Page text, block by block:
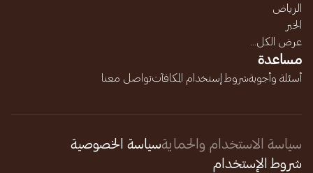
الرياض
الخبر
عرض الكل...
مساعدة
أسئلة وأجوبةشروط إستخدام المكافآتتواصل معنا
سياسة الاستخدام والحمايةسياسة الخصوصية
شروط الإستخدام